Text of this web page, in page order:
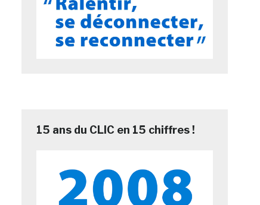
15 ans du CLIC en 15 chiffres !